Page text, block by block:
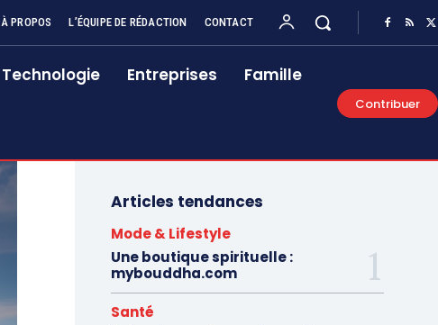
À PROPOS L’ÉQUIPE DE RÉDACTION CONTACT
Technologie Entreprises Famille
Contribuer
Articles tendances
Mode & Lifestyle
Une boutique spirituelle :
mybouddha.com
Santé